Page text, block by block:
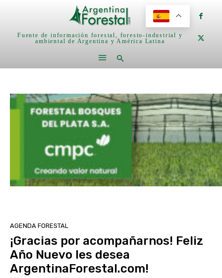
Fuente de información forestal, foresto-industrial y
ambiental de Argentina y América Latina
AGENDA FORESTAL
¡Gracias por acompañarnos! Feliz
Año Nuevo les desea
ArgentinaForestal.com!